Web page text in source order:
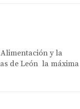
y la
de León la máxima